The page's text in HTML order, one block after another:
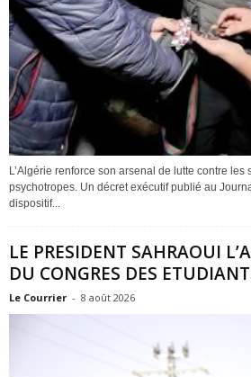
L’Algérie renforce son arsenal de lutte contre
psychotropes. Un décret exécutif publié au
dispositif...
LE PRESIDENT SAHRAOUI
DU CONGRES DES
Le Courrier - 8 août 2026